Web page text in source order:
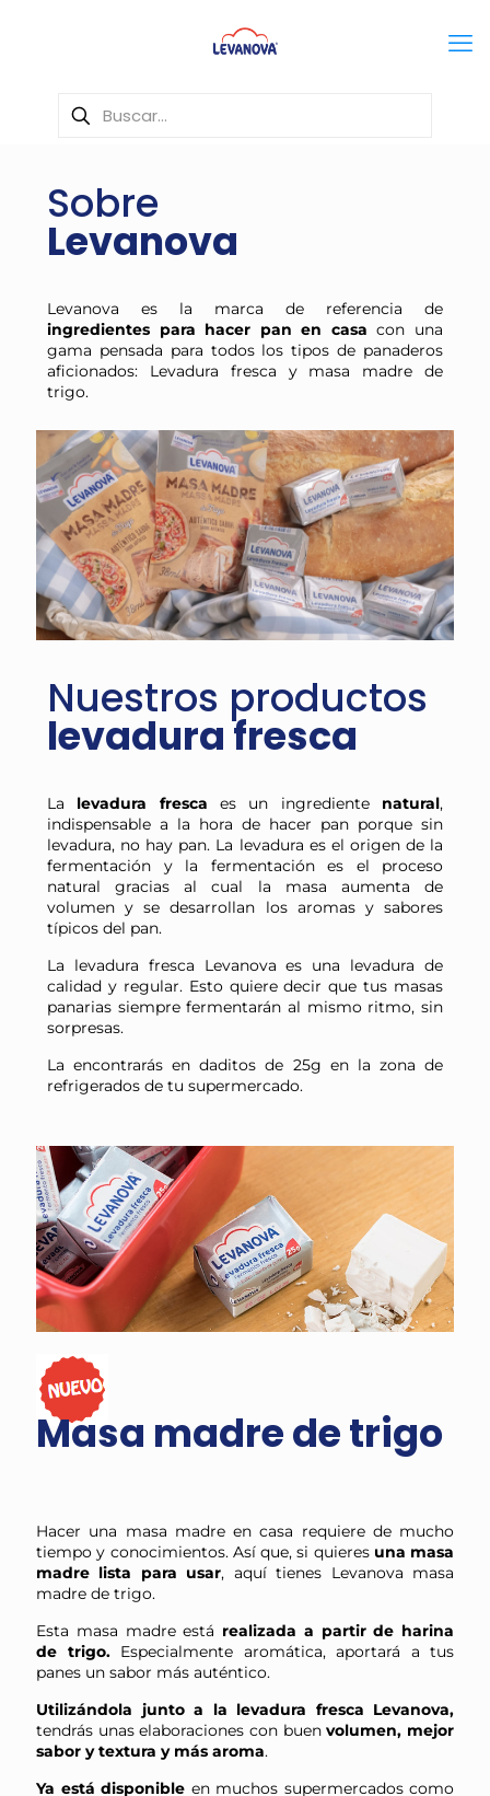
Sobre
Levanova
Levanova es la marca de referencia de
ingredientes para hacer pan en casa con una
gama pensada para todos los tipos de panaderos
aficionados: Levadura fresca y masa madre de
trigo.
Nuestros productos
levadura fresca
La levadura fresca es un ingrediente natural,
indispensable a la hora de hacer pan porque sin
levadura, no hay pan. La levadura es el origen de la
fermentación y la fermentación es el proceso
natural gracias al cual la masa aumenta de
volumen y se desarrollan los aromas y sabores
típicos del pan.
La levadura fresca Levanova es una levadura de
calidad y regular. Esto quiere decir que tus masas
panarias siempre fermentarán al mismo ritmo, sin
sorpresas.
La encontrarás en daditos de 25g en la zona de
refrigerados de tu supermercado.
Masa madre de trigo
Hacer una masa madre en casa requiere de mucho
tiempo y conocimientos. Así que, si quieres una masa
madre lista para usar, aquí tienes Levanova masa
madre de trigo.
Esta masa madre está realizada a partir de harina
de trigo.Especialmente aromática, aportará a tus
panes un sabor más auténtico.
Utilizándola junto a la levadura fresca Levanova,
tendrás unas elaboraciones con buenvolumen, mejor
sabor y textura y más aroma.
Ya está disponible en muchos supermercados como